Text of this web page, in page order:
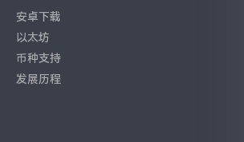
安卓下载
以太坊
币种支持
发展历程